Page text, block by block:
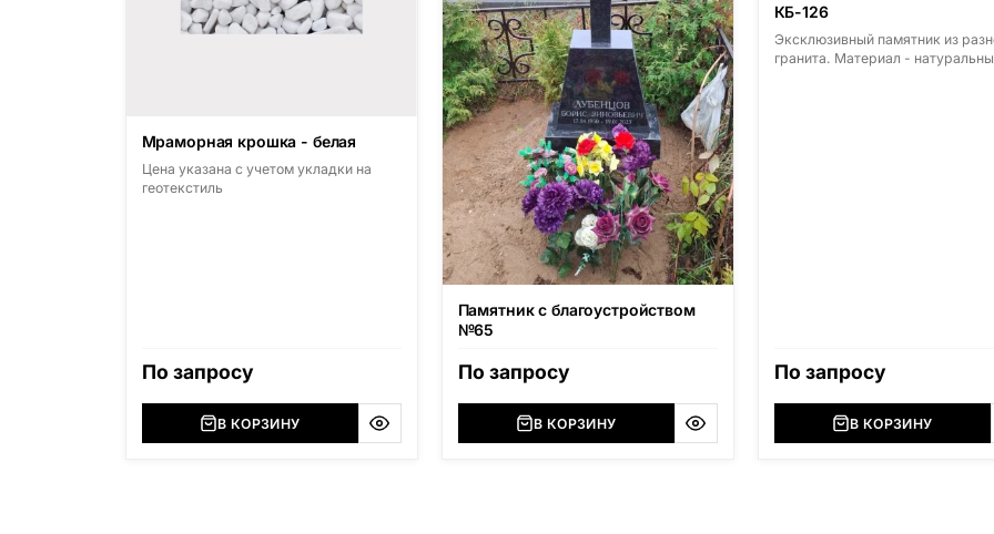
Мраморная крошка - белая
Цена указана с учетом укладки на
геотекстиль
По запросу
В КОРЗИНУ
Памятник с благоустройством
№65
По запросу
В КОРЗИНУ
КБ-126
Эксклюзивный памятник из
гранита. Материал -
По запросу
В КОРЗИНУ